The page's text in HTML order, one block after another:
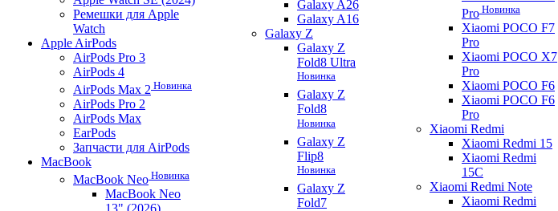
Ремешки для Apple
Watch
Apple AirPods
AirPods Pro 3
AirPods 4
AirPods Max 2 Новинка
AirPods Pro 2
AirPods Max
EarPods
Запчасти для AirPods
MacBook
MacBook Neo Новинка
MacBook Neo
Galaxy A26
Galaxy A16
Galaxy Z
Galaxy Z
Fold8 Ultra
Новинка
Galaxy Z
Fold8
Новинка
Galaxy Z
Flip8
Новинка
Galaxy Z
Fold7
Pro Новинка
Xiaomi POCO F7
Pro
Xiaomi POCO X7
Pro
Xiaomi POCO F6
Xiaomi POCO F6
Pro
Xiaomi Redmi
Xiaomi Redmi 15
Xiaomi Redmi
15C
Xiaomi Redmi Note
Xiaomi Redmi